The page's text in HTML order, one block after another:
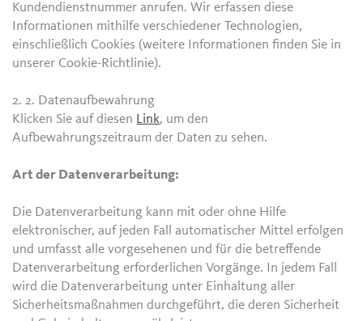
Kundendienstnummer anrufen. Wir erfassen diese
Informationen mithilfe verschiedener Technologien,
einschließlich Cookies (weitere Informationen finden Sie in
unserer Cookie-Richtlinie).
2. 2. Datenaufbewahrung
Klicken Sie auf diesen Link, um den
Aufbewahrungszeitraum der Daten zu sehen.
Art der Datenverarbeitung:
Die Datenverarbeitung kann mit oder ohne Hilfe
elektronischer, auf jeden Fall automatischer Mittel erfolgen
und umfasst alle vorgesehenen und für die betreffende
Datenverarbeitung erforderlichen Vorgänge. In jedem Fall
wird die Datenverarbeitung unter Einhaltung aller
Sicherheitsmaßnahmen durchgeführt, die deren Sicherheit